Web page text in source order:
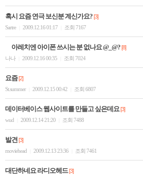
혹시 요즘 연극 보신분 계신가요?[3]
Sartre
2009.12.16 01:17 조회 7167
아레치엔 아이폰 쓰시는 분 없나요 @_@?[8]
나나
2009.12.16 00:35 조회 7024
요즘[2]
St.summer
2009.12.15 00:42 조회 6807
데이터베이스 웹사이트를 만들고 싶은데요[3]
wud
2009.12.14 21:20 조회 7488
발견[3]
moviehead
2009.12.13 23:36 조회 7461
대단하네요 라디오헤드[3]